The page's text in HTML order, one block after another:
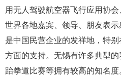
用无人驾驶航空器飞行应用协
世界各地嘉宾、领导、朋友表
是中国民营企业的发祥地，特
方面的支持。无锡有许多典型的
跆拳道比赛等拥有较高的知名